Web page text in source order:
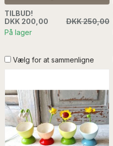
TILBUD!
DKK 200,00
DKK 250,00
På lager
Vælg for at sammenligne